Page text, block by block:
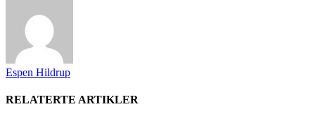
Espen Hildrup
RELATERTE ARTIKLER